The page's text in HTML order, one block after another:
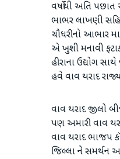
વર્ષોથી અતિ
ભાભર લાખણી
ચૌધરીનો આભાર
એ ખુશી મનાવી
હીરાના ઉદ્યોગ
હવે વાવ થરાદ
વાવ થરાદ જીલો
પણ અમારી વાવ
વાવ થરાદ ભાજપ
જિલ્લા ને સમર્થન